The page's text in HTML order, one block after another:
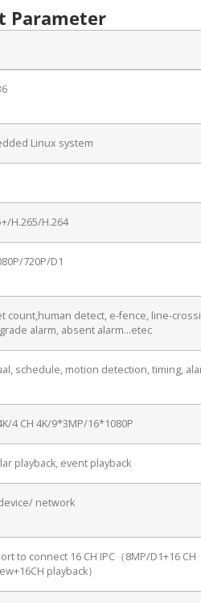
Parameter
Linux system
H.265/H.264
720P/D1
count,human detect, e-fence, line-
alarm, absent alarm…etec
schedule, motion detection, timing,
4 CH 4K/9*3MP/16*1080P
playback, event playback
network
to connect 16 CH IPC（8MP/D1+16 CH
playback）